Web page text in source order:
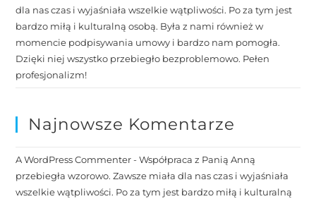
dla nas czas i wyjaśniała wszelkie wątpliwości. Po za tym jest
bardzo miłą i kulturalną osobą. Była z nami również w
momencie podpisywania umowy i bardzo nam pomogła.
Dzięki niej wszystko przebiegło bezproblemowo. Pełen
profesjonalizm!
Najnowsze Komentarze
A WordPress Commenter-Współpraca z Panią Anną
przebiegła wzorowo. Zawsze miała dla nas czas i wyjaśniała
wszelkie wątpliwości. Po za tym jest bardzo miłą i kulturalną